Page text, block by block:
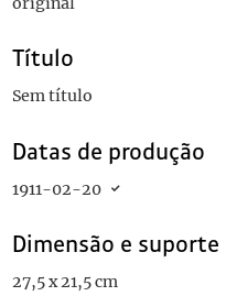
Título
Sem título
Datas de produção
1911-02-20
Dimensão e suporte
27,5 x 21,5 cm